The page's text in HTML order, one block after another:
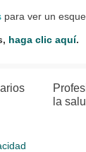
para ver un
haga clic aquí.
la